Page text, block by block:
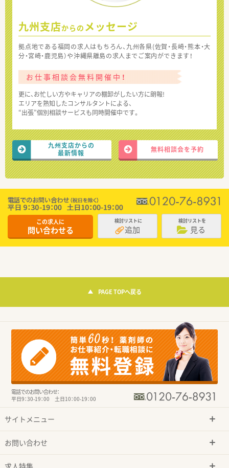
九州支店からの メッセージ
拠点地である福岡の求人はもちろん、九州各県(佐賀・長崎・熊本・大
分・宮崎・鹿児島）や沖縄県離島の求人までご案内ができます！
お仕事相談会無料開催中！
更に、お忙しい方やキャリアの棚卸がしたい方に朗報!
エリアを熟知したコンサルタントによる、
“出張”個別相談サービスも同時開催中です。
九州支店からの
最新情報
無料相談会を予約
この求人に
問い合わせる
検討リストに
追加
検討リストを
見る
PAGE TOPへ戻る
電話でのお問い合わせ：
平日9：30-19：00 土日10：00-19：00
サイトメニュー
お問い合わせ
求人特集